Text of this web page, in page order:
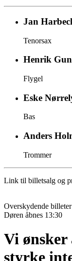
Jan
Tenorsax
Henrik
Flygel
Eske
Bas
Anders
Trommer
Link til billetsalg og
Overskydende
Døren åbnes 13:30
Vi
styrke